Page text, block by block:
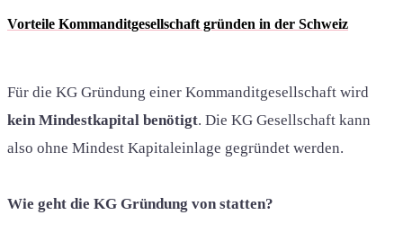
Vorteile Kommanditgesellschaft gründen in der Schweiz
Für die KG Gründung einer Kommanditgesellschaft wird
kein Mindestkapital benötigt. Die KG Gesellschaft kann
also ohne Mindest Kapitaleinlage gegründet werden.
Wie geht die KG Gründung von statten?